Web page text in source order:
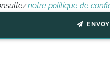
notre politique de